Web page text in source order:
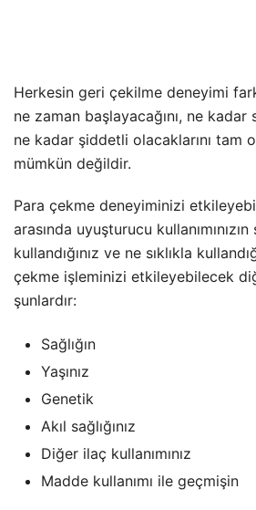
Herkesin geri çekilme deneyimi
ne zaman başlayacağını, ne
ne kadar şiddetli olacaklarını tam
mümkün değildir.
Para çekme deneyiminizi
arasında uyuşturucu
kullandığınız ve ne sıklıkla
çekme işleminizi etkileyebilecek
şunlardır:
Sağlığın
Yaşınız
Genetik
Akıl sağlığınız
Diğer ilaç kullanımınız
Madde kullanımı ile geçmişin